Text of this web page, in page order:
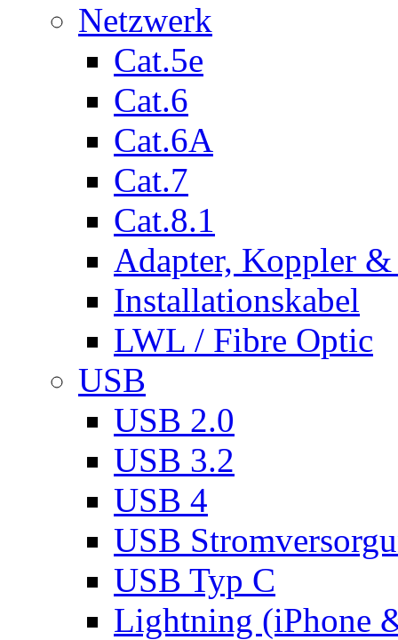
Netzwerk
Cat.5e
Cat.6
Cat.6A
Cat.7
Cat.8.1
Adapter, Koppler &
Installationskabel
LWL / Fibre Optic
USB
USB 2.0
USB 3.2
USB 4
USB
USB Typ C
Lightning (iPhone